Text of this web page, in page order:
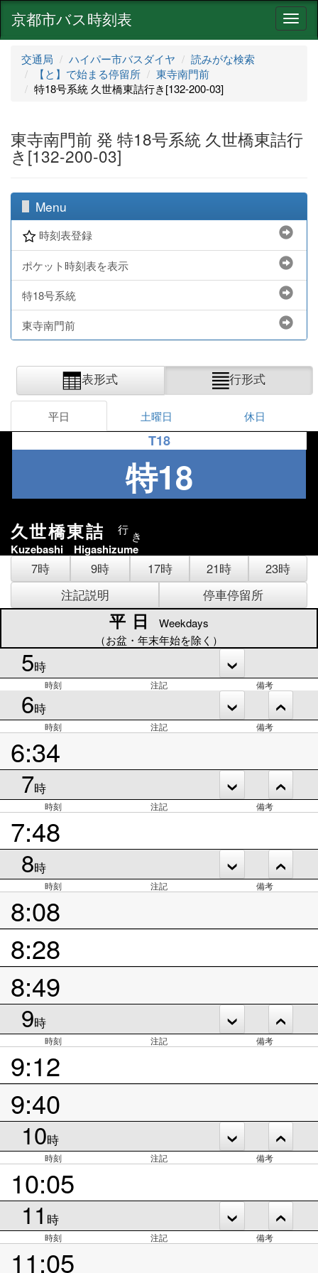
ナ
ビ
京都市バス時刻表
交通局 ハイパー市バスダイヤ
読みがな検索
【と】で始まる停留所
東寺南門前
特18号系統 久世橋東詰行き[132-200-03]
東寺南門前 発 特18号系統 久世橋東詰行
き[132-200-03]
Menu
時刻表登録
ポケット時刻表を表示
特18号系統
東寺南門前
表形式 行形式
平日 土曜日 休日
T18
特18
久世橋東詰 行 き
Kuzebashi Higashizume
7時 9時 17時 21時
23時
注記説明
停車停留所
平日
Weekdays
（お盆・年末年始を除く）
5時
時刻 注記 備考
6時
時刻 注記 備考
6:34
7時
時刻 注記 備考
7:48
8時
時刻 注記 備考
8:08
8:28
8:49
9時
時刻 注記 備考
9:12
9:40
10時
時刻 注記 備考
10:05
11 時
時刻 注記 備考
11:05